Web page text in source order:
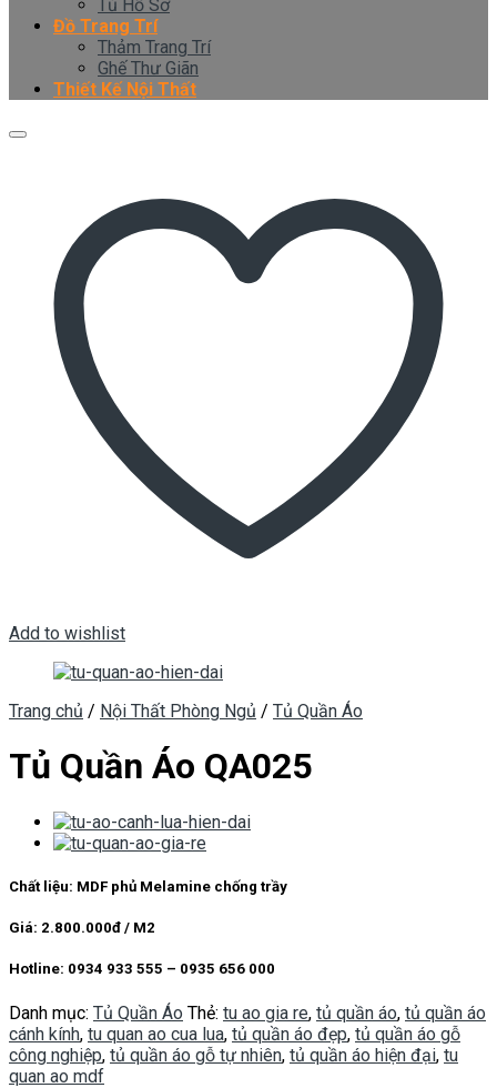
Tủ Hồ Sơ
Đồ Trang Trí
Thảm Trang Trí
Ghế Thư Giãn
Thiết Kế Nội Thất
Add to wishlist
Trang chủ / Nội Thất Phòng Ngủ / Tủ Quần Áo
Tủ Quần Áo QA025
Chất liệu: MDF phủ Melamine chống trầy
Giá: 2.800.000đ / M2
Hotline: 0934 933 555 – 0935 656 000
Danh mục: Tủ Quần Áo Thẻ: tu ao gia re, tủ quần áo, tủ quần áo
cánh kính, tu quan ao cua lua, tủ quần áo đẹp, tủ quần áo gỗ
công nghiệp, tủ quần áo gỗ tự nhiên, tủ quần áo hiện đại, tu
quan ao mdf